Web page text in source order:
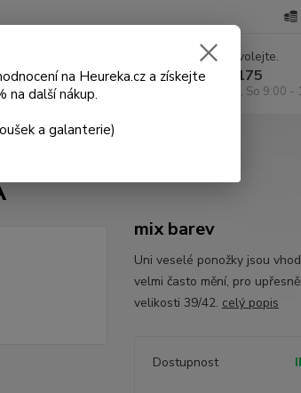
Nevíte si rady? Zavolejte.
+420 602 295 175
Po - Pá 9:00 -18:00, So 9:00 -
mix barev
Uni veselé ponožky jsou
velmi často mění, pro
velikosti 39/42. celý popis
Dostupnost
na Heureka.cz a získejte
na další nákup.
a galanterie)